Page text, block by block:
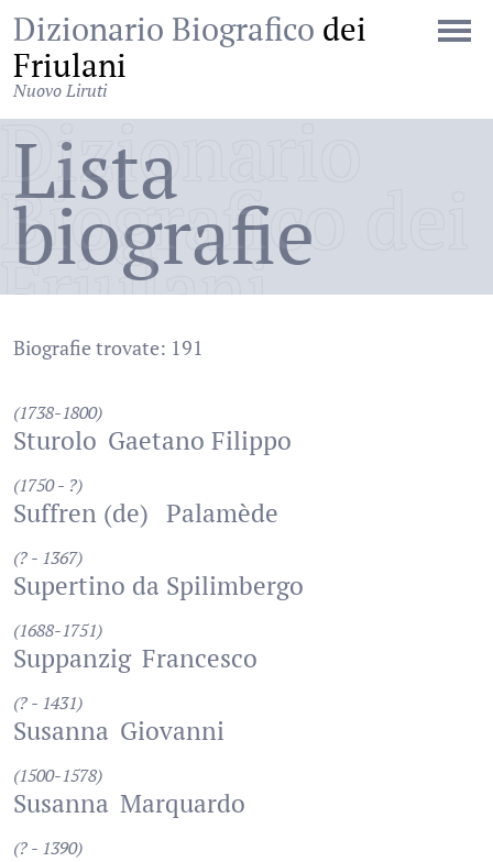
Dizionario Biografico dei
Friulani
Nuovo Liruti
Dizionario
Biografico dei
Friulani
Lista
biografie
Biografie trovate: 191
(1738-1800)
Sturolo Gaetano Filippo
(1750 - ?)
Suffren (de) Palamède
(? - 1367)
Supertino da Spilimbergo
(1688-1751)
Suppanzig Francesco
(? - 1431)
Susanna Giovanni
(1500-1578)
Susanna Marquardo
(? - 1390)